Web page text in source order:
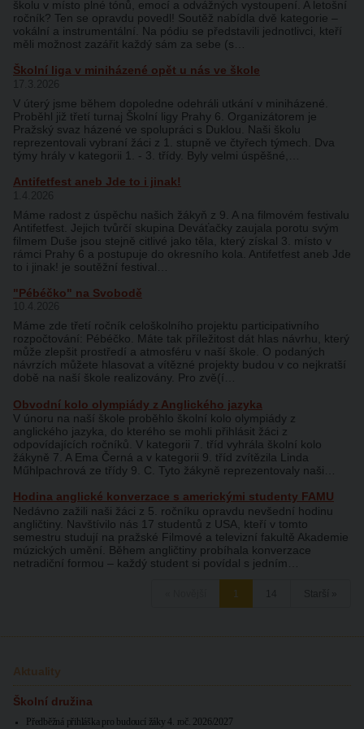
školu v místo plné tónů, emocí a odvážných vystoupení. A letošní
ročník? Ten se opravdu povedl! Soutěž nabídla dvě kategorie –
vokální a instrumentální. Na pódiu se představili jednotlivci, kteří
měli možnost zazářit každý sám za sebe (s…
Školní liga v miniházené opět u nás ve škole
V úterý jsme během dopoledne odehráli utkání v miniházené.
Proběhl již třetí turnaj Školní ligy Prahy 6. Organizátorem je
Pražský svaz házené ve spolupráci s Duklou. Naši školu
reprezentovali vybraní žáci z 1. stupně ve čtyřech týmech. Dva
týmy hrály v kategorii 1. - 3. třídy. Byly velmi úspěšné,…
Antifetfest aneb Jde to i jinak!
Máme radost z úspěchu našich žákyň z 9. A na filmovém festivalu
Antifetfest. Jejich tvůrčí skupina Deváťačky zaujala porotu svým
filmem Duše jsou stejně citlivé jako těla, který získal 3. místo v
rámci Prahy 6 a postupuje do okresního kola. Antifetfest aneb Jde
to i jinak! je soutěžní festival…
"Pébéčko" na Svobodě
Máme zde třetí ročník celoškolního projektu participativního
rozpočtování: Pébéčko. Máte tak příležitost dát hlas návrhu, který
může zlepšit prostředí a atmosféru v naší škole. O podaných
návrzích můžete hlasovat a vítězné projekty budou v co nejkratší
době na naší škole realizovány. Pro zvě(í…
Obvodní kolo olympiády z Anglického jazyka
V únoru na naší škole proběhlo školní kolo olympiády z
anglického jazyka, do kterého se mohli přihlásit žáci z
odpovídajících ročníků. V kategorii 7. tříd vyhrála školní kolo
žákyně 7. A Ema Černá a v kategorii 9. tříd zvítězila Linda
Műhlpachrová ze třídy 9. C. Tyto žákyně reprezentovaly naši…
Hodina anglické konverzace s americkými studenty FAMU
Nedávno zažili naši žáci z 5. ročníku opravdu nevšední hodinu
angličtiny. Navštívilo nás 17 studentů z USA, kteří v tomto
semestru studují na pražské Filmové a televizní fakultě Akademie
múzických umění. Během angličtiny probíhala konverzace
netradiční formou – každý student si povídal s jedním…
1
Aktuality
Školní družina
Předběžná přihláška pro budoucí žáky 4. roč. 2026/2027